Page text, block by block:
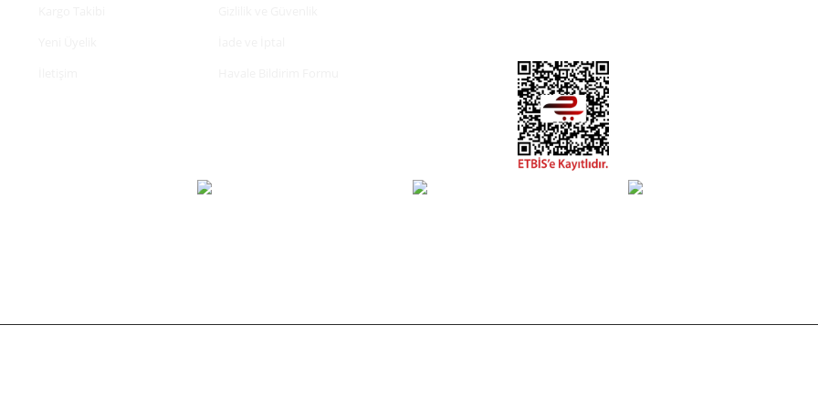
ile korunmaktadır.